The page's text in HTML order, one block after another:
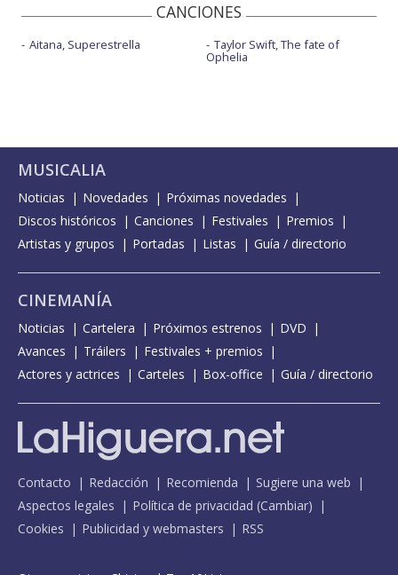
CANCIONES
Aitana, Superestrella Taylor Swift, The fate of
Ophelia
MUSICALIA
Noticias Novedades
Próximas novedades
Discos históricos
Canciones Festivales
Premios
Artistas y grupos
Portadas Listas Guía / directorio
CINEMANÍA
Noticias Cartelera Próximos estrenos
DVD
Avances
Tráilers
Festivales + premios
Actores y actrices
Carteles Box-office Guía / directorio
Contacto Redacción Recomienda
Sugiere una web
Aspectos legales
Política de privacidad (Cambiar)
Cookies
Publicidad y webmasters RSS